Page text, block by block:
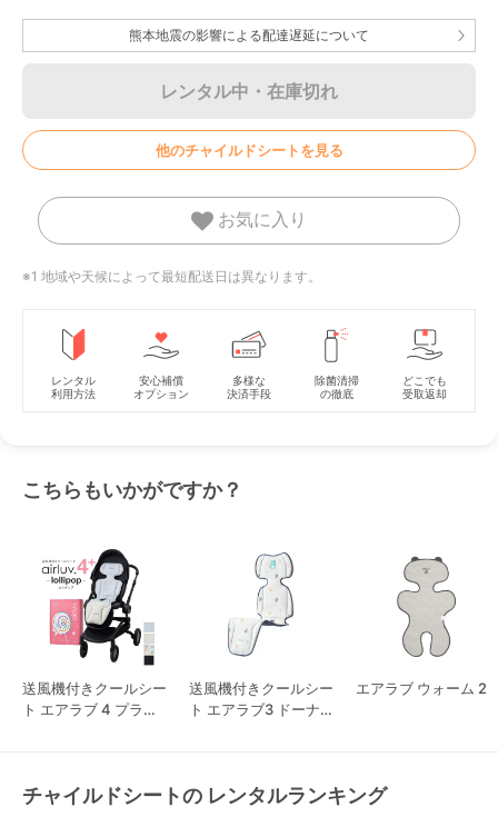
熊本地震の影響による配達遅延について
レンタル中・在庫切れ
他のチャイルドシートを見る
お気に入り
※1 地域や天候によって最短配送日は異なります。
レンタル
利用方法
安心補償
オプション
多様な
決済手段
除菌清掃
の徹底
どこでも
受取返却
こちらもいかがですか？
送風機付きクールシー
ト エアラブ 4 プラス
送風機付きクールシー
ト エアラブ3 ドーナ
エアラブ ウォーム 2
チャイルドシートの レンタルランキング